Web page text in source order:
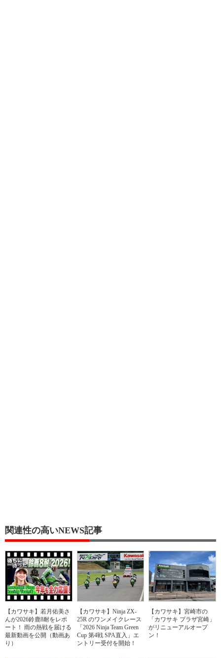
関連性の高いNEWS記事
【カワサキ】若月佑美さ
んが2026鈴鹿8耐をレポ
ート！ 雨の熱戦を届ける
最新動画を公開（動画あ
り）
【カワサキ】Ninja ZX-
25R のワンメイクレース
「2026 Ninja Team Green
Cup 第4戦 SPA直入」エ
ントリー受付を開始！
【カワサキ】宮崎市の
「カワサキ プラザ宮崎」
がリニューアルオープ
ン！